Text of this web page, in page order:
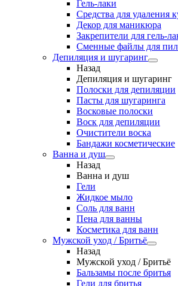
Гель-лаки
Средства для удаления
Декор для маникюра
Закрепители для гель-
Сменные файлы для
Депиляция и шугаринг
Назад
Депиляция и шугаринг
Полоски для депиляции
Пасты для шугаринга
Восковые полоски
Воск для депиляции
Очистители воска
Бандажи косметические
Ванна и душ
Назад
Ванна и душ
Гели
Жидкое мыло
Соль для ванн
Пена для ванны
Косметика для ванн
Мужской уход / Бритьё
Назад
Мужской уход / Бритьё
Бальзамы после бритья
Гели для бритья